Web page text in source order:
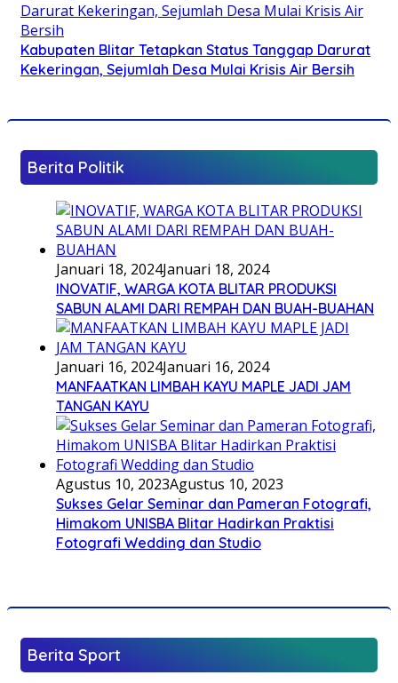
Kabupaten Blitar Tetapkan Status Tanggap Darurat
Kekeringan, Sejumlah Desa Mulai Krisis Air Bersih
Berita Politik
Januari 18, 2024Januari 18, 2024
INOVATIF, WARGA KOTA BLITAR PRODUKSI
SABUN ALAMI DARI REMPAH DAN BUAH-BUAHAN
Januari 16, 2024Januari 16, 2024
MANFAATKAN LIMBAH KAYU MAPLE JADI JAM
TANGAN KAYU
Agustus 10, 2023Agustus 10, 2023
Sukses Gelar Seminar dan Pameran Fotografi,
Himakom UNISBA Blitar Hadirkan Praktisi
Fotografi Wedding dan Studio
Berita Sport